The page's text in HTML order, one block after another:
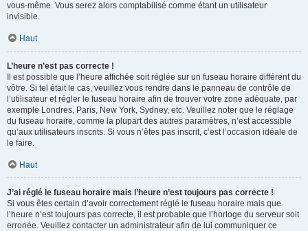
vous-même. Vous serez alors comptabilisé comme étant un utilisateur
invisible.
Haut
L’heure n’est pas correcte !
Il est possible que l’heure affichée soit réglée sur un fuseau horaire différent du
vôtre. Si tel était le cas, veuillez vous rendre dans le panneau de contrôle de
l’utilisateur et régler le fuseau horaire afin de trouver votre zone adéquate, par
exemple Londres, Paris, New York, Sydney, etc. Veuillez noter que le réglage
du fuseau horaire, comme la plupart des autres paramètres, n’est accessible
qu’aux utilisateurs inscrits. Si vous n’êtes pas inscrit, c’est l’occasion idéale de
le faire.
Haut
J’ai réglé le fuseau horaire mais l’heure n’est toujours pas correcte !
Si vous êtes certain d’avoir correctement réglé le fuseau horaire mais que
l’heure n’est toujours pas correcte, il est probable que l’horloge du serveur soit
erronée. Veuillez contacter un administrateur afin de lui communiquer ce